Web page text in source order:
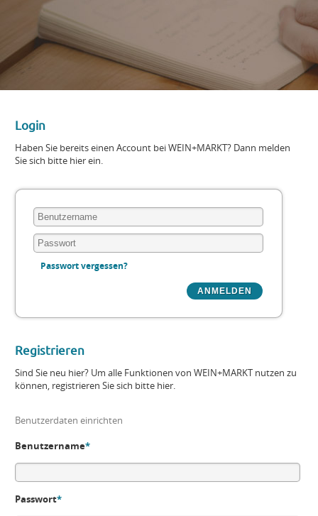
Login
Haben Sie bereits einen Account bei WEIN+MARKT? Dann melden
Sie sich bitte hier ein.
Passwort vergessen?
Registrieren
Sind Sie neu hier? Um alle Funktionen von WEIN+MARKT nutzen zu
können, registrieren Sie sich bitte hier.
Benutzerdaten einrichten
Benutzername*
Passwort*